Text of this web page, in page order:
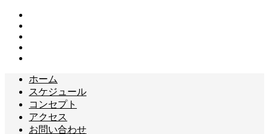
ホーム
スケジュール
コンセプト
アクセス
お問い合わせ